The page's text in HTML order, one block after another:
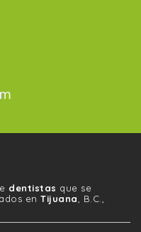
dentistas que se
en Tijuana , B.C.,